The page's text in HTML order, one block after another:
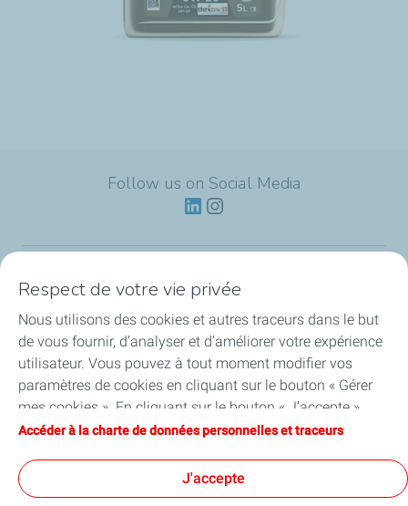
Follow us on Social Media
Lubrifiants
Actualités
Partenariats
Nos services
Guides de l’huile moteur
Respect de votre vie privée
Nous utilisons des cookies et autres traceurs dans le but
de vous fournir, d’analyser et d’améliorer votre expérience
utilisateur. Vous pouvez à tout moment modifier vos
paramètres de cookies en cliquant sur le bouton « Gérer
mes cookies ». En cliquant sur le bouton « J’accepte »,
vous acceptez le dépôt de l’ensemble des cookies. Dans le
techniques nécessaires au bon fonctionnement du site
seront utilisés. Pour plus d’informations, vous pouvez
Accéder à la charte de données personnelles et traceurs
J'accepte